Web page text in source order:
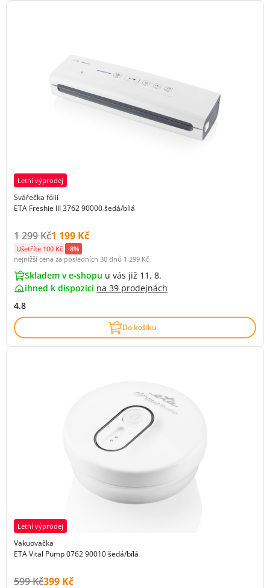
Letní výprodej
Svářečka fólií
ETA Freshie III 3762 90000 šedá/bílá
Původní cena s DPH:
1 299 KčCena s DPH:
1 199 Kč
Ušetříte 100 Kč -8%
nejnižší cena za posledních 30 dnů 1 299 Kč
Skladem v e-shopu u vás již 11. 8.
ihned k dispozici na 39 prodejnách
4.8
Do košíku
Letní výprodej
Vakuovačka
ETA Vital Pump 0762 90010 šedá/bílá
Původní cena s DPH:
599 KčCena s DPH:
399 Kč